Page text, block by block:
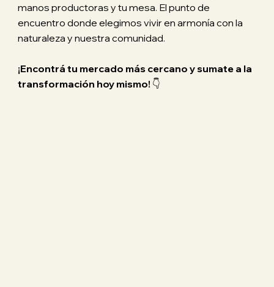
manos productoras y tu mesa. El punto de
encuentro donde elegimos vivir en armonía con la
naturaleza y nuestra comunidad.
¡Encontrá tu mercado más cercano y sumate a la
transformación hoy mismo! 👇